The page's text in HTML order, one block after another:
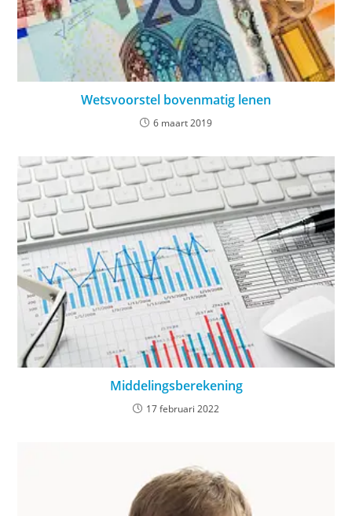
Wetsvoorstel bovenmatig lenen
6 maart 2019
Middelingsberekening
17 februari 2022